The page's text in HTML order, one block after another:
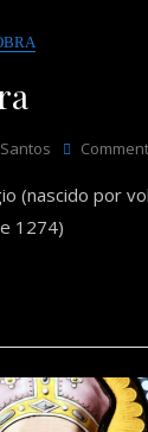
Comment
(nascido por
1274)